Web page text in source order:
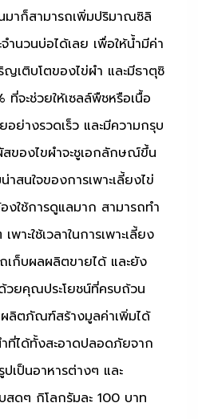
าก็สามารถเพิ่มปริมาณซิลิ
นวนบ่อได้เลย เพื่อให้น้ำมีค่า
ญเติบโตของไข่ผำ และมีธาตุซิ
ที่จะช่วยให้เซลล์พืชหรือเนื้อ
ย่างรวดเร็ว และมีความกรุบ
ของไขผำจะชูเอกลักษณ์ขึ้น
สนใจของการเพาะเลี้ยงไข่
งใช้การดูแลมาก สามารถทำ
าะใช้เวลาในการเพาะเลี้ยง
ก็บผลผลิตขายได้ และยัง
วยคุณประโยชน์ที่ครบถ้วน
ผลิตภัณฑ์สร้างมูลค่าเพิ่มได้
ที่ได้ทั้งสะอาดปลอดภัยจาก
เป็นอาหารต่างๆ และ
สดๆ กิโลกรัมละ 100 บาท